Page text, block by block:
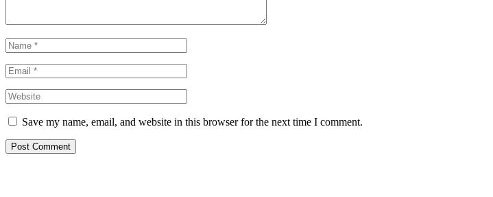
Save my name, email, and website in this browser for the next time I comment.